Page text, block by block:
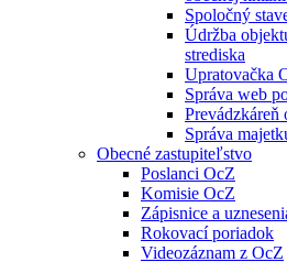
Spoločný
Údržba
strediska
Upratovačka
Správa web
Prevádzkáreň
Správa
Obecné zastupiteľstvo
Poslanci OcZ
Komisie OcZ
Zápisnice a
Rokovací poriadok
Videozáznam z OcZ